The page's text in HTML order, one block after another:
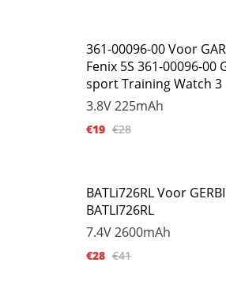
361-00096-00 Voor
Fenix 5S 361-00096-00
sport Training Watch 3
3.8V225mAh
€19 €28
BATLi726RL Voor
BATLI726RL
7.4V2600mAh
€28 €41